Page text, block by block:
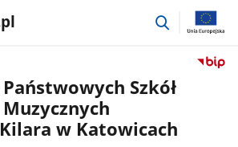
przejdź
Państwowych Szkół
Muzycznych
w Katowicach